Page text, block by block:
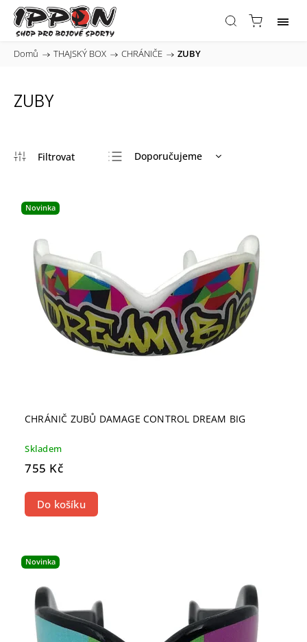
Domů / THAJSKÝ BOX / CHRÁNIČE / ZUBY
ZUBY
Doporučujeme
Novinka
CHRÁNIČ ZUBŮ DAMAGE CONTROL DREAM BIG
Skladem
755 Kč
Do košíku
Novinka